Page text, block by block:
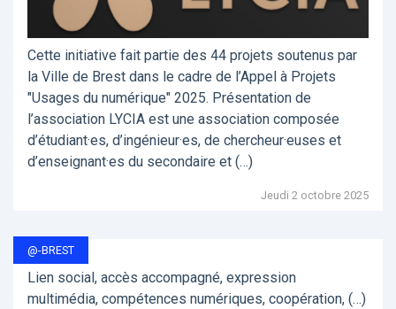
Cette initiative fait partie des 44 projets soutenus par
la Ville de Brest dans le cadre de l’Appel à Projets
"Usages du numérique" 2025. Présentation de
l’association LYCIA est une association composée
d’étudiant·es, d’ingénieur·es, de chercheur·euses et
d’enseignant·es du secondaire et (…)
Jeudi 2 octobre 2025
@-BREST
Lien social, accès accompagné, expression
multimédia, compétences numériques, coopération, (…)